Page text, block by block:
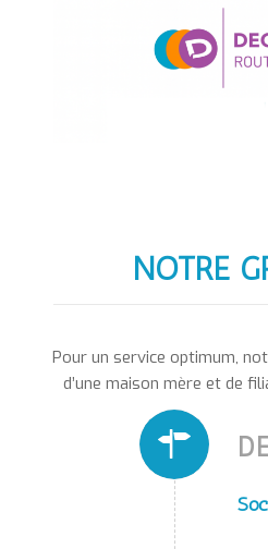
NOTRE
Pour un service optimum,
d’une maison mère et de